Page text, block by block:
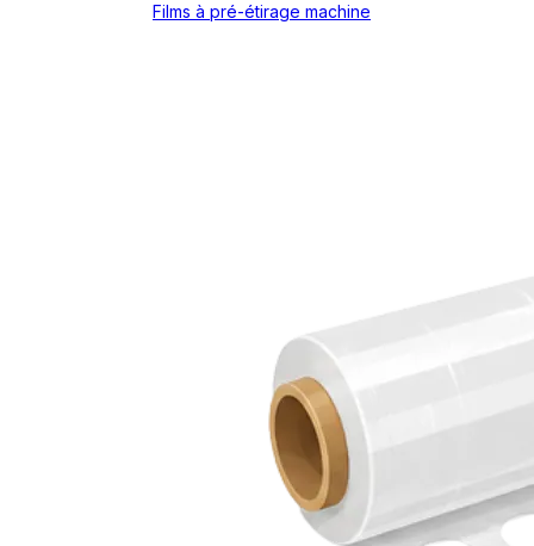
Films à pré-étirage machine